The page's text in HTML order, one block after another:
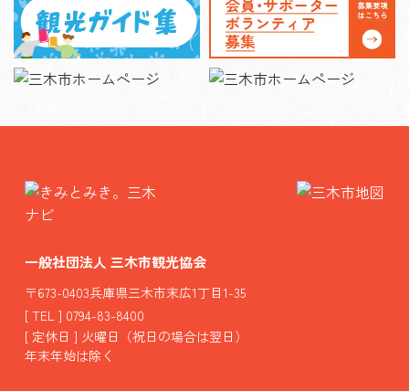
一般社団法人 三木市観光協会
〒673-0403兵庫県三木市末広1丁目1-35
[ TEL ] 0794-83-8400
[ 定休日 ] 火曜日（祝日の場合は翌日）
年末年始は除く